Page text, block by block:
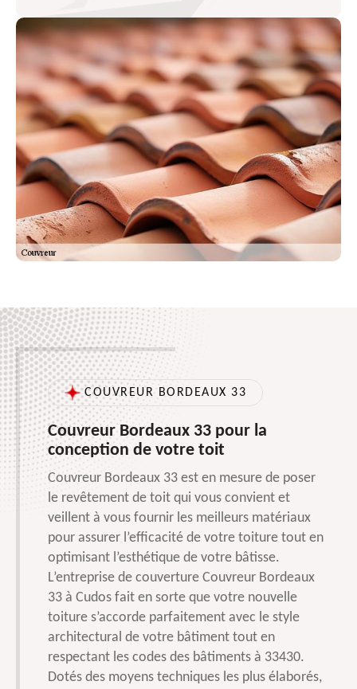
COUVREUR BORDEAUX 33
Couvreur Bordeaux 33 pour la
conception de votre toit
Couvreur Bordeaux 33 est en mesure de poser
le revêtement de toit qui vous convient et
veillent à vous fournir les meilleurs matériaux
pour assurer l’efficacité de votre toiture tout en
optimisant l’esthétique de votre bâtisse.
L’entreprise de couverture Couvreur Bordeaux
33 à Cudos fait en sorte que votre nouvelle
toiture s’accorde parfaitement avec le style
architectural de votre bâtiment tout en
respectant les codes des bâtiments à 33430.
Dotés des moyens techniques les plus élaborés,